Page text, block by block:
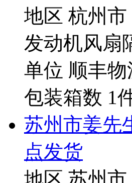
地区 杭州
发动机风扇
单位 顺丰
包装箱数 1
苏州市姜先
点发货
地区 苏州